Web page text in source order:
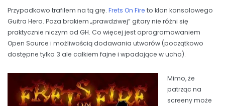
Przypadkowo trafiłem na tą grę. Frets On Fire to klon konsolowego
Guitra Hero. Poza brakiem „prawdziwej” gitary nie różni się
praktycznie niczym od GH. Co więcej jest oprogramowaniem
Open Source i możliwością dodawania utworów (początkowo
dostępne tylko 3 ale całkiem fajne i wpadające w ucho).
Mimo, że
patrząc na
screeny może